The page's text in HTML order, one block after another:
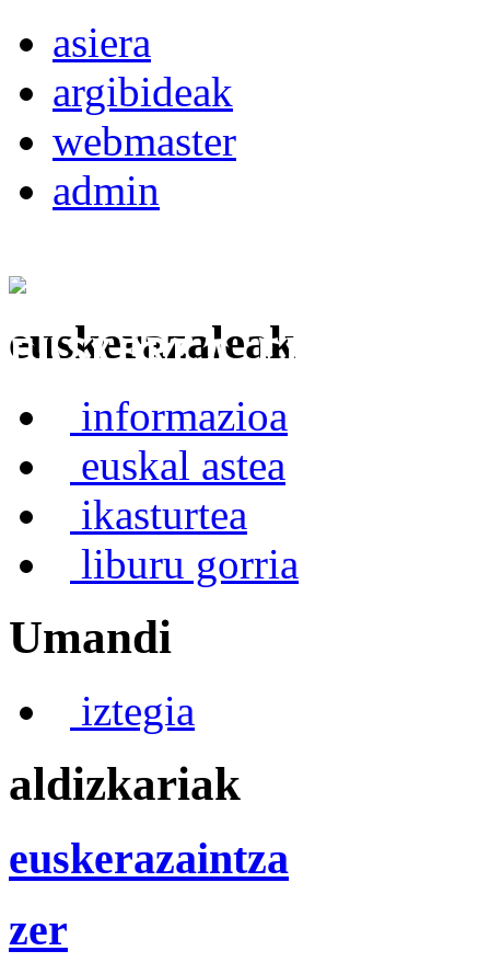
asiera
argibideak
webmaster
admin
Euskerea Erabilte
euskerazaleak
informazioa
euskal astea
ikasturtea
liburu gorria
Umandi
iztegia
aldizkariak
euskerazaintza
zer